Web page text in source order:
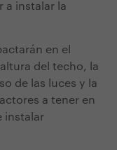
a instalar la
en el
del techo, la
de las luces y la
a tener en
instalar